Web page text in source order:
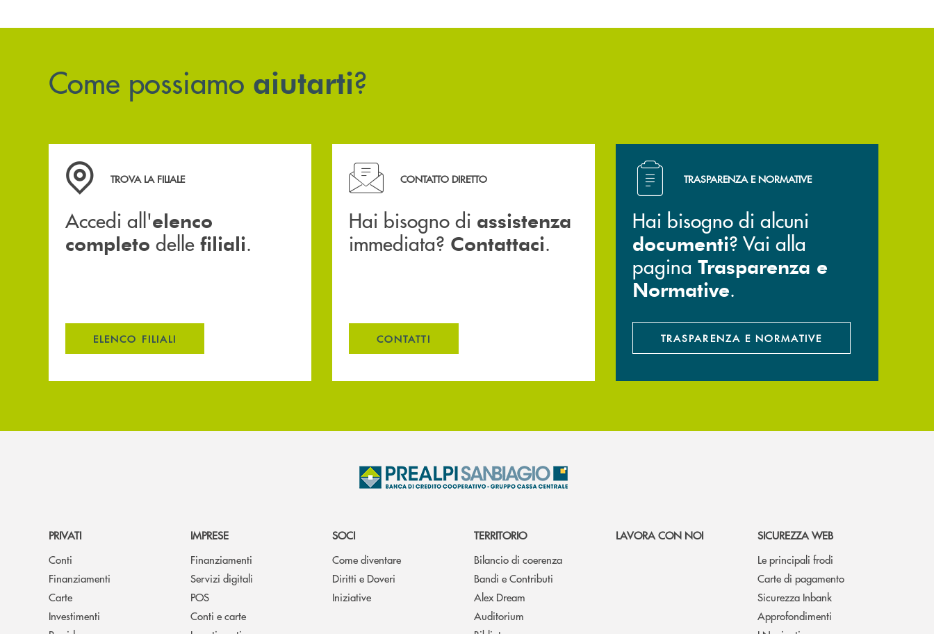
Come possiamo aiutarti?
Accedi all' elenco completo delle filiali .
TROVA LA FILIALE
Accedi all'elenco
completo delle filiali.
ELENCO FILIALI
Hai bisogno di assistenza immediata? Contattaci .
CONTATTO DIRETTO
Hai bisogno di assistenza
immediata? Contattaci.
CONTATTI
Hai bisogno di alcuni documenti ? Vai alla pagina
TRASPARENZA E NORMATIVE
Hai bisogno di alcuni
documenti? Vai alla
pagina Trasparenza e
Normative.
TRASPARENZA E NORMATIVE
PRIVATI
Conti
Finanziamenti
Carte
Investimenti
IMPRESE
Finanziamenti
Servizi digitali
POS
Conti e carte
SOCI
Come diventare
Diritti e Doveri
Iniziative
TERRITORIO
Bilancio di coerenza
Bandi e Contributi
Alex Dream
Auditorium
LAVORA CON NOI
SICUREZZA WEB
Le principali frodi
Carte di pagamento
Sicurezza Inbank
Approfondimenti